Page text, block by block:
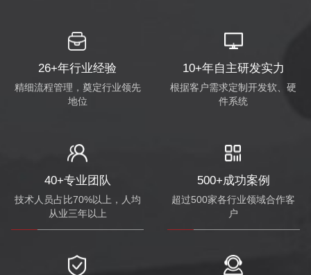
26+年行业经验
精细流程管理，奠定行业领先
地位
10+年自主研发实力
根据客户需求定制开发软、硬
件系统
40+专业团队
技术人员占比70%以上，人均
从业三年以上
500+成功案例
超过500家各行业领域合作客
户